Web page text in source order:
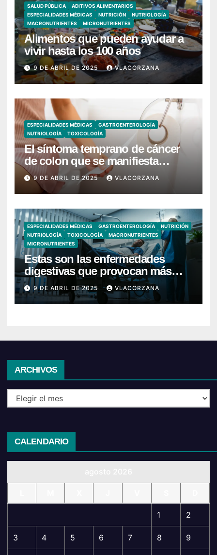
SALUD PÚBLICA
ADITIVOS ALIMENTARIOS
ESPECIALIDADES MÉDICAS
NUTRICIÓN
NUTRIOLOGÍA
MACRONUTRIENTES
MICRONUTRIENTES
Alimentos que pueden ayudar a
vivir hasta los 100 años
9 DE ABRIL DE 2025 VLACORZANA
ESPECIALIDADES MÉDICAS
GASTROENTEROLOGÍA
NUTRIOLOGÍA
TOXICOLOGÍA
El síntoma temprano de cáncer
de colon que se manifiesta
cuando vas al baño
9 DE ABRIL DE 2025 VLACORZANA
ESPECIALIDADES MÉDICAS GASTROENTEROLOGÍA
NUTRICIÓN
NUTRIOLOGÍA
TOXICOLOGÍA
MACRONUTRIENTES
MICRONUTRIENTES
Estas son las enfermedades
digestivas que provocan más
hospitalizaciones en España
9 DE ABRIL DE 2025 VLACORZANA
ARCHIVOS
CALENDARIO
1 2
3 4 5 6 7 8 9